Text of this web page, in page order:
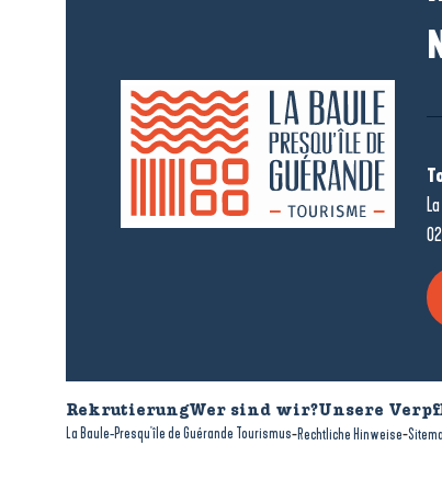
RekrutierungWer sind wir?Unsere
La Baule-Presqu'île de Guérande Tourismus-Rechtliche Hinweise-